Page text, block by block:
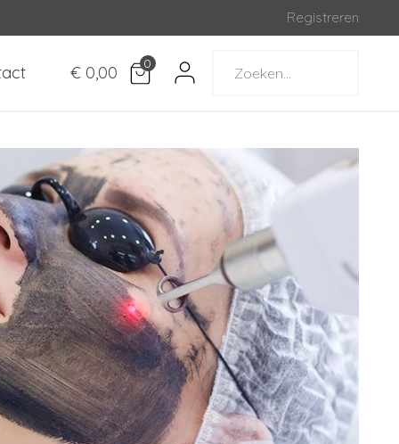
Registreren
0
€ 0,00